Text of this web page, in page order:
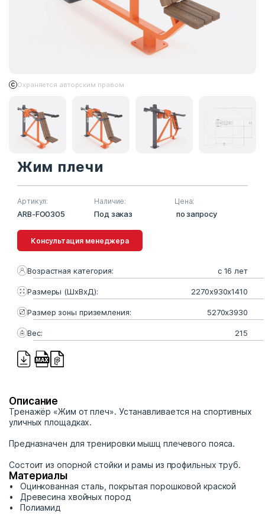
Охраняется авторским правом
Жим плечи
Артикул:
ARB-FO0305
Наличие:
Под заказ
Цена:
по запросу
Консультация менеджера
Возрастная категория: с 16 лет
Размеры (ШхВхД): 2270х930х1410
Размер зоны приземления: 5270х3930
Вес: 215
Описание
Тренажёр «Жим от плеч». Устанавливается на спортивных
уличных площадках.
Предназначен для тренировки мышц плечевого пояса.
Состоит из опорной стойки и рамы из профильных труб.
Материалы
Оцинкованная сталь, покрытая порошковой краской
Древесина хвойных пород
Полиамид